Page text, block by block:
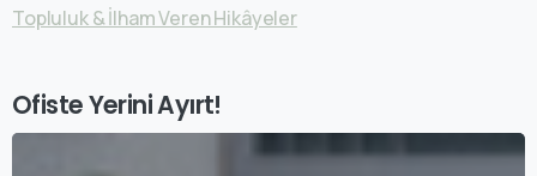
Topluluk & İlham Veren Hikâyeler
Ofiste Yerini Ayırt!